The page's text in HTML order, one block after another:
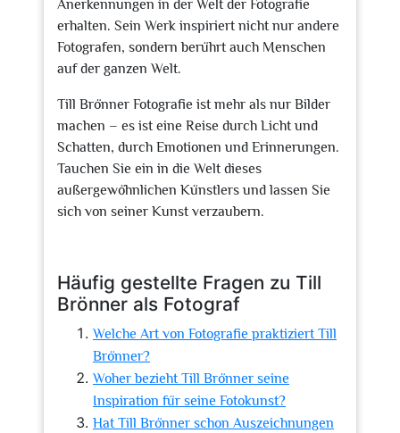
Anerkennungen in der Welt der Fotografie
erhalten. Sein Werk inspiriert nicht nur andere
Fotografen, sondern berührt auch Menschen
auf der ganzen Welt.
Till Brönner Fotografie ist mehr als nur Bilder
machen – es ist eine Reise durch Licht und
Schatten, durch Emotionen und Erinnerungen.
Tauchen Sie ein in die Welt dieses
außergewöhnlichen Künstlers und lassen Sie
sich von seiner Kunst verzaubern.
Häufig gestellte Fragen zu Till
Brönner als Fotograf
Welche Art von Fotografie praktiziert Till
Brönner?
Woher bezieht Till Brönner seine
Inspiration für seine Fotokunst?
Hat Till Brönner schon Auszeichnungen